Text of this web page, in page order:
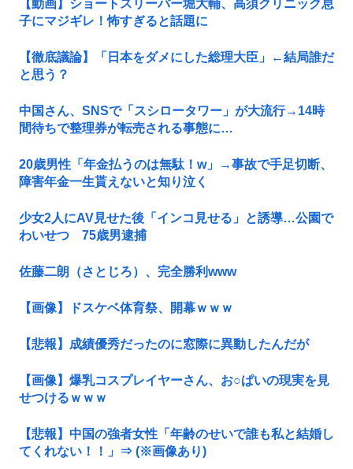
【動画】ショートスリーパー堀大輔、高須クリニック息
子にマジギレ！怖すぎると話題に
【徹底議論】「日本をダメにした総理大臣」←結局誰だ
と思う？
中国さん、SNSで「スシロータワー」が大流行→14時
間待ちで整理券が転売される事態に…
20歳男性「年金払うのは無駄！w」→事故で手足切断、
障害年金一生貰えないと知り泣く
少女2人にAV見せた後「インコ見せる」と誘導…公園で
わいせつ 75歳男逮捕
佐藤二朗（さとじろ）、完全勝利www
【画像】ドスケベ体育祭、開幕ｗｗｗ
【悲報】成績優秀だったのに窓際に異動したんだが
【画像】爆乳コスプレイヤーさん、お○ぱいの現実を見
せつけるｗｗｗ
【悲報】中国の強者女性「年齢のせいで誰も私と結婚し
てくれない！！」⇒ (※画像あり)